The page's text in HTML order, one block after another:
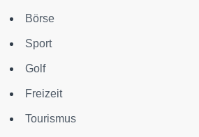
Börse
Sport
Golf
Freizeit
Tourismus